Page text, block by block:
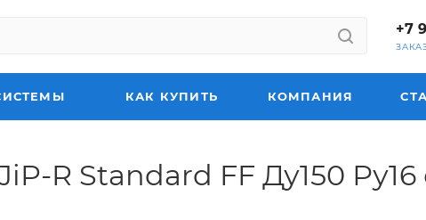
+7
КАК КУПИТЬ КОМПАНИЯ
R Standard FF Ду150 Ру16